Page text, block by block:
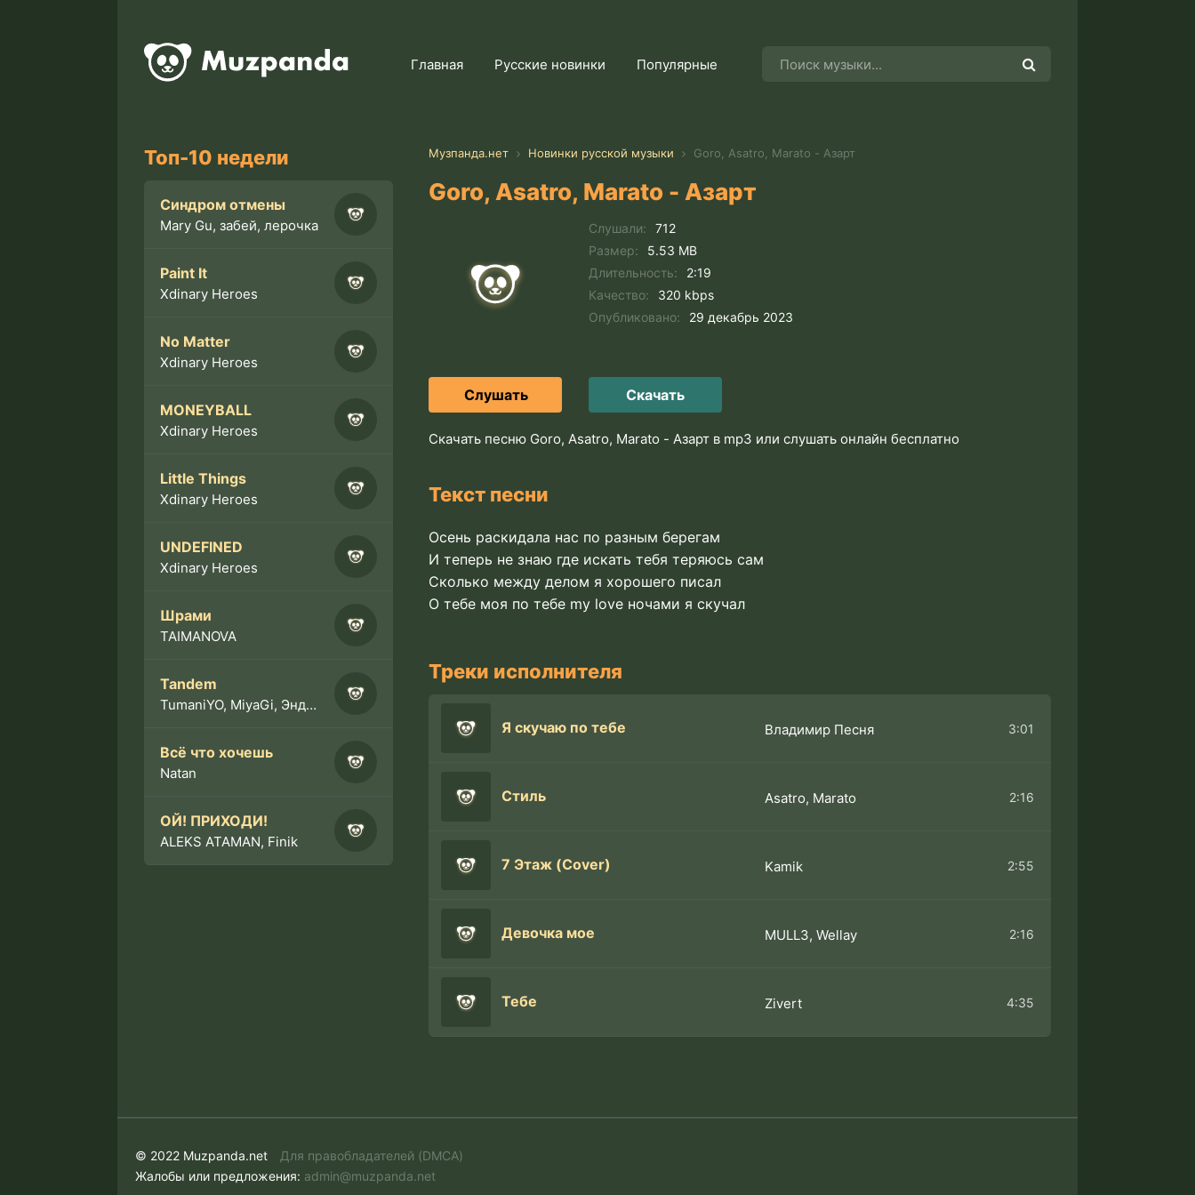
Главная Русские новинки Популярные
Топ-10 недели
Синдром отмены
Mary Gu, забей, лерочка
Paint It
Xdinary Heroes
No Matter
Xdinary Heroes
MONEYBALL
Xdinary Heroes
Little Things
Xdinary Heroes
UNDEFINED
Xdinary Heroes
Шрами
TAIMANOVA
Tandem
TumaniYO, MiyaGi, Эндшпиль
Всё что хочешь
Natan
ОЙ! ПРИХОДИ!
ALEKS ATAMAN, Finik
Музпанда.нет Новинки русской музыки Goro, Asatro, Marato - Азарт
Goro, Asatro, Marato - Азарт
Слушали:
712
Размер:
5.53 MB
Длительность:
2:19
Качество:
320 kbps
Опубликовано:
29 декабрь 2023
Слушать Скачать
Скачать песню Goro, Asatro, Marato - Азарт в mp3 или слушать онлайн бесплатно
Текст песни
Осень раскидала нас по разным берегам
И теперь не знаю где искать тебя теряюсь сам
Сколько между делом я хорошего писал
О тебе моя по тебе my love ночами я скучал
Треки исполнителя
Я скучаю по тебе Владимир Песня 3:01
Стиль Asatro, Marato 2:16
7 Этаж (Cover) Kamik 2:55
Девочка мое MULL3, Wellay 2:16
Тебе Zivert 4:35
© 2022 Muzpanda.net
Для правобладателей (DMCA)
Жалобы или предложения: admin@muzpanda.net